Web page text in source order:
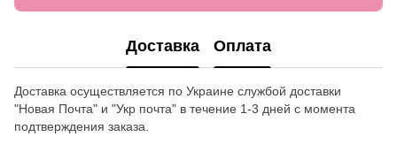
Доставка Оплата
Доставка осуществляется по Украине службой доставки
"Новая Почта" и "Укр почта" в течение 1-3 дней с момента
подтверждения заказа.